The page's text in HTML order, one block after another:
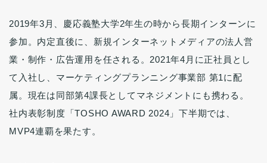
2019年3月、慶応義塾大学2年生の時から長期インターンに
参加。内定直後に、新規インターネットメディアの法人営
業・制作・広告運用を任される。2021年4月に正社員とし
て入社し、マーケティングプランニング事業部 第1に配
属。現在は同部第4課長としてマネジメントにも携わる。
社内表彰制度「TOSHO AWARD 2024」下半期では、
MVP4連覇を果たす。